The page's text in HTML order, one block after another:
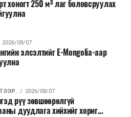
хоногт 250 м³ лаг боловсруулах
2026/08/07
элсэлтийг E-Mongolia-аар
2026/08/07
рүү зөвшөөрөлгүй
дуудлага хийхийг хориг...